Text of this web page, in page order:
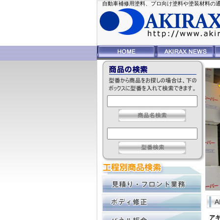
自動車補修用塗料、プロ向け塗料や塗装材料の
ア